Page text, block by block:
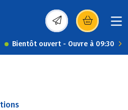
(s’ouvre dans une
Bientôt ouvert - Ouvre à 09:30